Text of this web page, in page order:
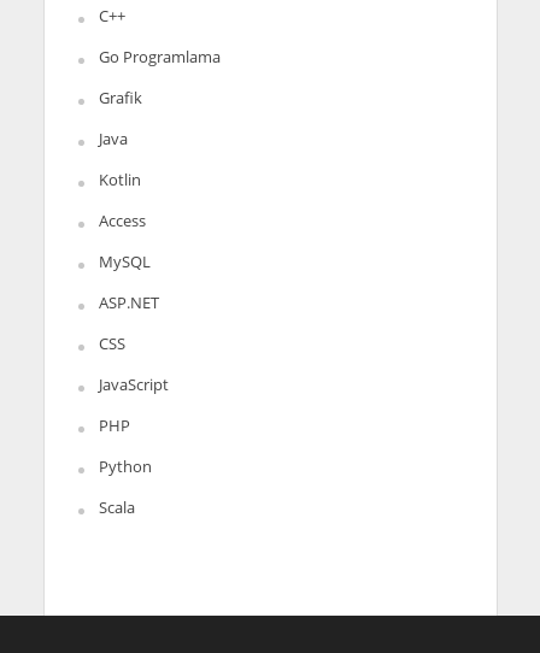
C++
Go Programlama
Grafik
Java
Kotlin
Access
MySQL
ASP.NET
CSS
JavaScript
PHP
Python
Scala